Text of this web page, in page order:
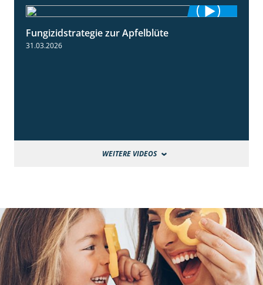
Fungizidstrategie zur Apfelblüte
31.03.2026
WEITERE VIDEOS